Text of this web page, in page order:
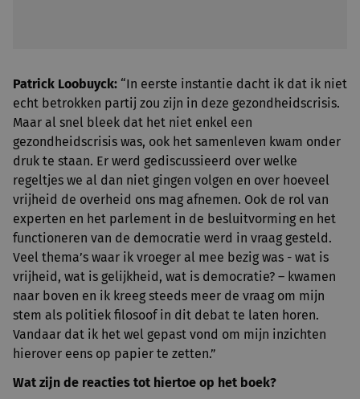
Patrick Loobuyck: “In eerste instantie dacht ik dat ik niet
echt betrokken partij zou zijn in deze gezondheidscrisis.
Maar al snel bleek dat het niet enkel een
gezondheidscrisis was, ook het samenleven kwam onder
druk te staan. Er werd gediscussieerd over welke
regeltjes we al dan niet gingen volgen en over hoeveel
vrijheid de overheid ons mag afnemen. Ook de rol van
experten en het parlement in de besluitvorming en het
functioneren van de democratie werd in vraag gesteld.
Veel thema’s waar ik vroeger al mee bezig was - wat is
vrijheid, wat is gelijkheid, wat is democratie? – kwamen
naar boven en ik kreeg steeds meer de vraag om mijn
stem als politiek filosoof in dit debat te laten horen.
Vandaar dat ik het wel gepast vond om mijn inzichten
hierover eens op papier te zetten.”
Wat zijn de reacties tot hiertoe op het boek?